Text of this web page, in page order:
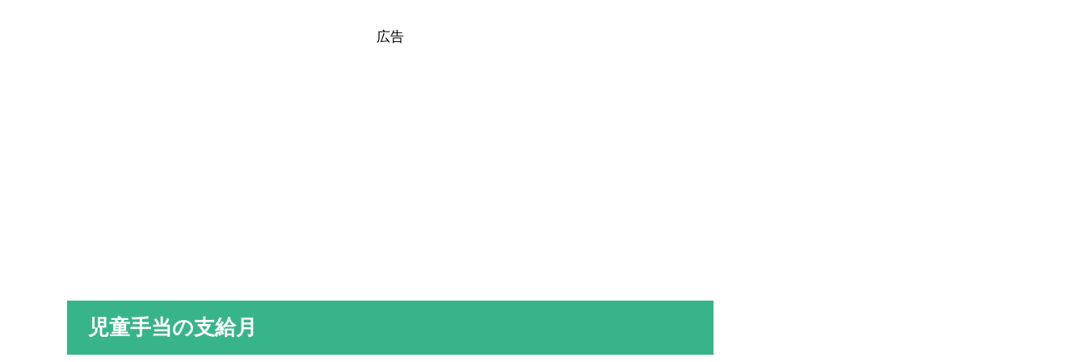
児童手当の支給月